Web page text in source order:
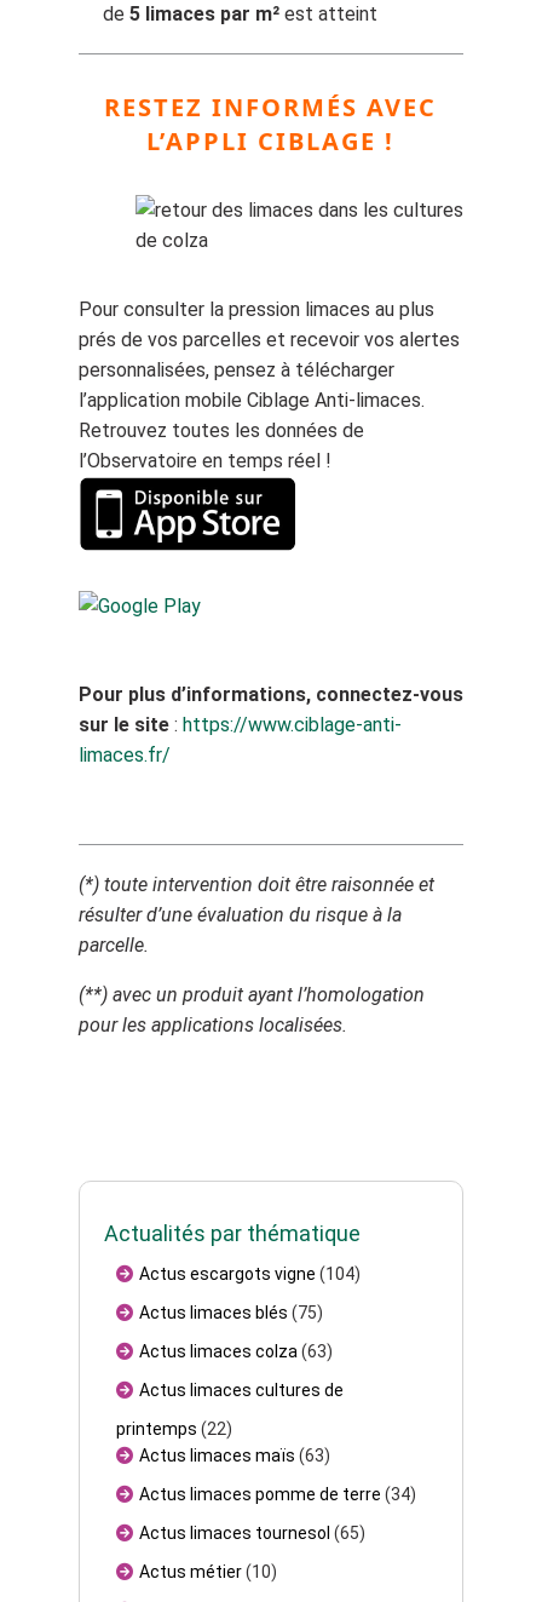
de 5 limaces par m²est atteint
RESTEZ INFORMÉS AVEC
L’APPLI CIBLAGE !
Pour consulter la pression limaces au plus
prés de vos parcelles et recevoir vos alertes
personnalisées, pensez à télécharger
l’application mobile Ciblage Anti-limaces.
Retrouvez toutes les données de
l’Observatoire en temps réel !
Pour plus d’informations, connectez-vous
sur le site: https://www.ciblage-anti-
limaces.fr/
(*) toute intervention doit être raisonnée et
résulter d’une évaluation du risque à la
parcelle.
(**) avec un produit ayant l’homologation
pour les applications localisées.
Actualités par thématique
Actus escargots vigne (104)
Actus limaces blés (75)
Actus limaces colza (63)
Actus limaces cultures de
printemps (22)
Actus limaces maïs (63)
Actus limaces pomme de terre (34)
Actus limaces tournesol (65)
Actus métier(10)